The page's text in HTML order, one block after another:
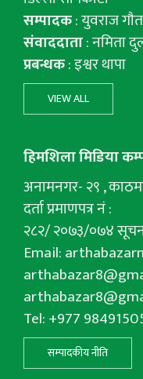
सम्पादक: युवराज
संवाददाता: नमिता
प्रबन्धक: इश्वर थापा
VIEW ALL
हिमशिला मिडिया
अनामनगर- २९ ,
दर्ता प्रमाणपत्र नं :
२८२/ २०७३/०७४
Email:
Tel: +977
सम्पादकीय नीति